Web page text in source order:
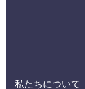
私たちについて